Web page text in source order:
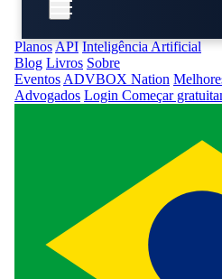
PlanosAPI Inteligência Artificial
Blog Livros Sobre
Eventos ADVBOX Nation
Advogados Login Começar